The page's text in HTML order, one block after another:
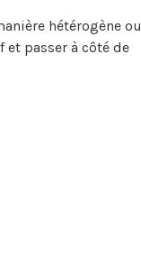
hétérogène ou
passer à côté de